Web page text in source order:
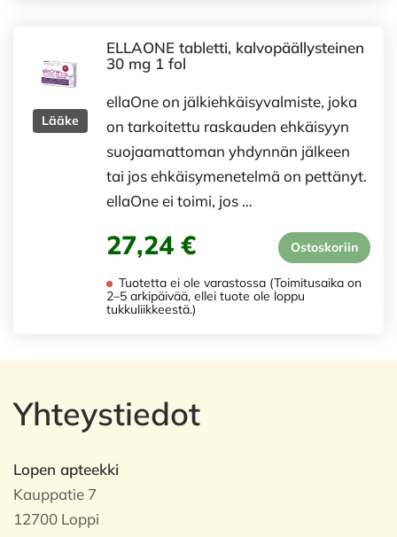
Lääke
ELLAONE tabletti, kalvopäällysteinen
30 mg 1 fol
ellaOne on jälkiehkäisyvalmiste, joka
on tarkoitettu raskauden ehkäisyyn
suojaamattoman yhdynnän jälkeen
tai jos ehkäisymenetelmä on pettänyt.
ellaOne ei toimi, jos …
27,24 € Ostoskoriin
Tuotetta ei ole varastossa (Toimitusaika on
2–5 arkipäivää, ellei tuote ole loppu
tukkuliikkeestä.)
Yhteystiedot
Lopen apteekki
Kauppatie 7
12700 Loppi